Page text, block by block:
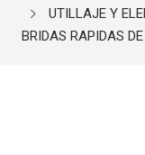
UTILLAJE Y
BRIDAS RAPIDAS